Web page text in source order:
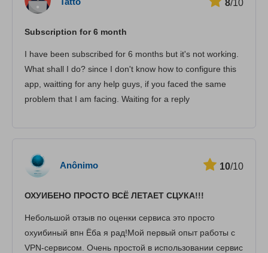
8/10
Subscription for 6 month
I have been subscribed for 6 months but it's not working.
What shall I do? since I don't know how to configure this
app, waitting for any help guys, if you faced the same
problem that I am facing. Waiting for a reply
Anônimo 10/10
ОХУИБЕНО ПРОСТО ВСЁ ЛЕТАЕТ СЦУКА!!!
Небольшой отзыв по оценки сервиса это просто
охуибиный впн Ёба я рад!Мой первый опыт работы с
VPN-сервисом. Очень простой в использовании сервис